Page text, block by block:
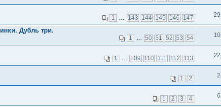
1 143 144 145 146 147
Дубль три.
1 50 51 52 53 54
1 109 110 111 112 113
1 2
1 2 3 4